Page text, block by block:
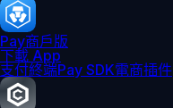
Pay商戶版
下載 App
支付終端Pay SDK電商插件